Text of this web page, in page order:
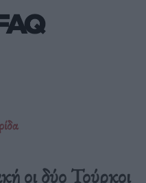
οι δύο Τούρκοι